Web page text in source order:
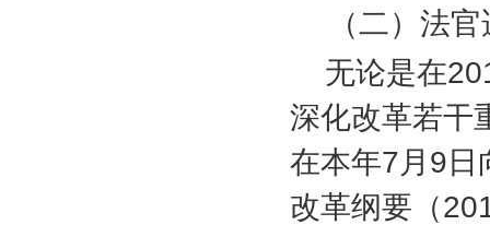
（二）法官
无论是在
深化改革若干
在本年7月 9
改革纲要（